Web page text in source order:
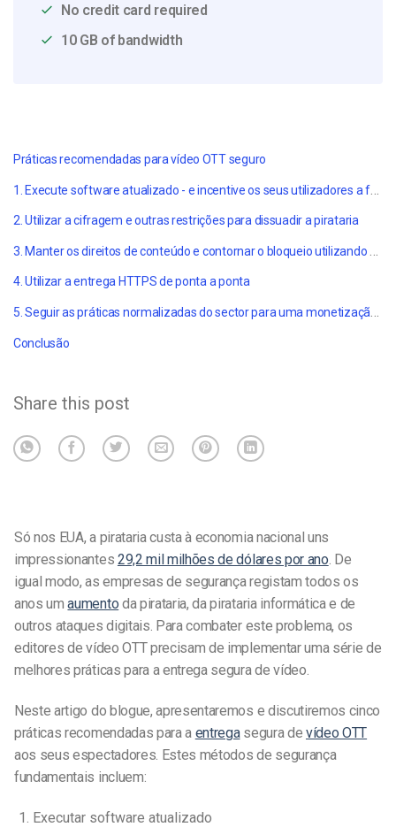
No credit card required
10 GB of bandwidth
Práticas recomendadas para vídeo OTT seguro
1. Execute software atualizado - e incentive os seus utilizadores a fazerem o mesmo
2. Utilizar a cifragem e outras restrições para dissuadir a pirataria
4. Utilizar a entrega HTTPS de ponta a ponta
5. Seguir as práticas normalizadas do sector para uma monetização segura do vídeo OTT
Conclusão
Share this post
Só nos EUA, a pirataria custa à economia nacional uns
impressionantes 29,2 mil milhões de dólares por ano. De
igual modo, as empresas de segurança registam todos os
anos umaumento da pirataria, da pirataria informática e de
outros ataques digitais. Para combater este problema, os
editores de vídeo OTT precisam de implementar uma série de
melhores práticas para a entrega segura de vídeo.
Neste artigo do blogue, apresentaremos e discutiremos cinco
práticas recomendadas para a entregasegura de vídeo OTT
aos seus espectadores. Estes métodos de segurança
fundamentais incluem:
Executar software atualizado